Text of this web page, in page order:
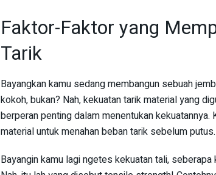
Faktor-Faktor yang
Tarik
Bayangkan kamu sedang membangun sebuah
kokoh, bukan? Nah, kekuatan tarik material yang
berperan penting dalam menentukan
material untuk menahan beban tarik sebelum putus.
Bayangin kamu lagi ngetes kekuatan tali,